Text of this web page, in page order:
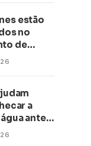
estão
no
de
porte?
a
antes